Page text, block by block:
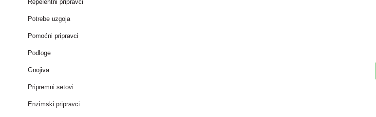
Repelentni pripravci
Potrebe uzgoja
Pomoćni pripravci
Podloge
Gnojiva
Pripremni setovi
Enzimski pripravci